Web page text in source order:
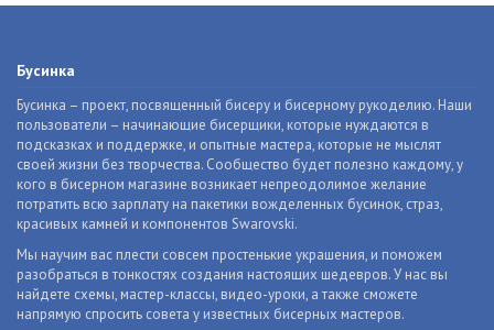
Бусинка
Бусинка – проект, посвященный бисеру и бисерному рукоделию. Наши
пользователи – начинающие бисерщики, которые нуждаются в
подсказках и поддержке, и опытные мастера, которые не мыслят
своей жизни без творчества. Сообщество будет полезно каждому, у
кого в бисерном магазине возникает непреодолимое желание
потратить всю зарплату на пакетики вожделенных бусинок, страз,
красивых камней и компонентов Swarovski.
Мы научим вас плести совсем простенькие украшения, и поможем
разобраться в тонкостях создания настоящих шедевров. У нас вы
найдете схемы, мастер-классы, видео-уроки, а также сможете
напрямую спросить совета у известных бисерных мастеров.